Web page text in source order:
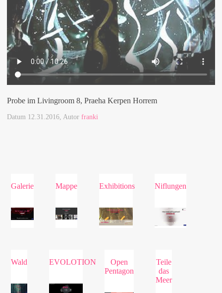
Probe im Livingroom 8, Praeha Kerpen Horrem
Datum 12.31.2016 , Autor franki
Galerie Mappe Exhibitions Niflungen
Wald EVOLOTION
Open
Pentagon
Teile
das
Meer